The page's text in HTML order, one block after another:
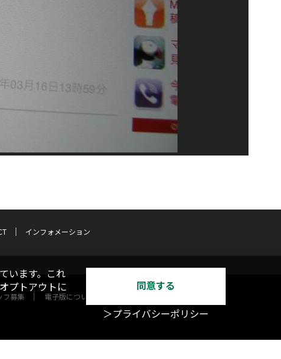
インフォメーション
フ募集 電子版について
います。これ
プトアウトに
同意する
＞プライバシーポリシー